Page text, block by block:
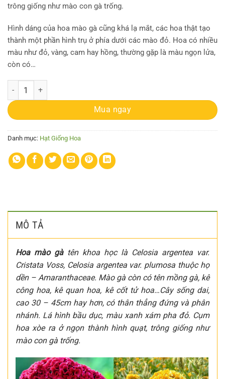
trông giống như mào con gà trống.
Hình dáng của hoa mào gà cũng khá lạ mắt, các hoa thật tạo
thành một phần hình trụ ở phía dưới các mào đỏ. Hoa có nhiều
màu như đỏ, vàng, cam hay hồng, thường gặp là màu ngọn lửa,
còn có…
Gói 30 hạt giống mồng gà búa nhiều màu số lượng
Mua ngay
Danh mục: Hạt Giống Hoa
MÔ TẢ
Hoa mào gàtên khoa học là Celosia argentea var.
Cristata Voss, Celosia argentea var. plumosa thuộc họ
dền – Amaranthaceae. Mào gà còn có tên mồng gà, kê
công hoa, kê quan hoa, kê cốt tử hoa…Cây sống dai,
cao 30 – 45cm hay hơn, có thân thẳng đứng và phân
nhánh. Lá hình bầu dục, màu xanh xám pha đỏ. Cụm
hoa xòe ra ở ngọn thành hình quạt, trông giống như
mào con gà trống.